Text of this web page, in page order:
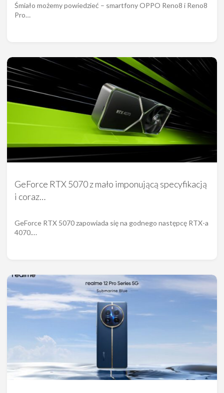
Śmiało możemy powiedzieć – smartfony OPPO Reno8 i Reno8
Pro…
GeForce RTX 5070 z mało imponującą specyfikacją
i coraz…
GeForce RTX 5070 zapowiada się na godnego następcę RTX-a
4070.…